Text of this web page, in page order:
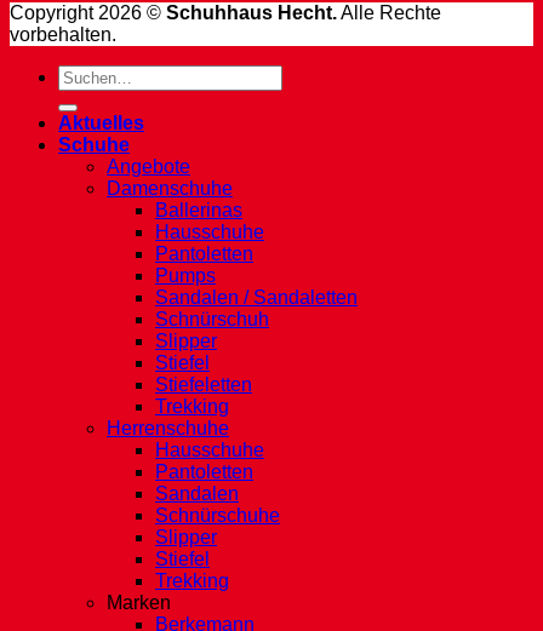
Copyright 2026 © Schuhhaus Hecht.Alle Rechte
vorbehalten.
Suche
nach:
Aktuelles
Schuhe
Angebote
Damenschuhe
Ballerinas
Hausschuhe
Pantoletten
Pumps
Sandalen / Sandaletten
Schnürschuh
Slipper
Stiefel
Stiefeletten
Trekking
Herrenschuhe
Hausschuhe
Pantoletten
Sandalen
Schnürschuhe
Slipper
Stiefel
Trekking
Marken
Berkemann